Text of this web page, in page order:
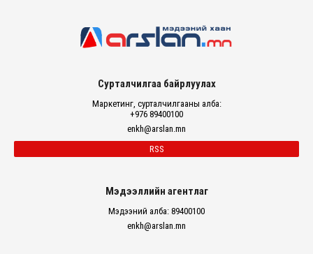
Сурталчилгаа байрлуулах
Маркетинг, сурталчилгааны алба:
+976 89400100
enkh@arslan.mn
RSS
Мэдээллийн агентлаг
Мэдээний алба: 89400100
enkh@arslan.mn